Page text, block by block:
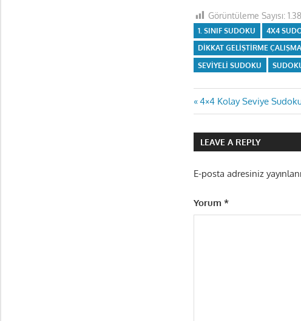
Görüntüleme Sayısı:
1. SINIF SUDOKU 4X4
DIKKAT GELIŞTIRME
SEVIYELI SUDOKU
Yazı
gezinmesi
Previous
Post:
4×4 Kolay Seviye
LEAVE A REPLY
E-posta adresiniz
Yorum*